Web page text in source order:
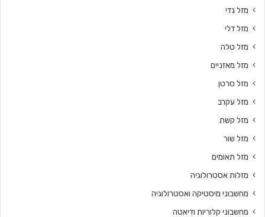
מזל גדי
מזל דלי
מזל טלה
מזל מאזניים
מזל סרטן
מזל עקרב
מזל קשת
מזל שור
מזל תאומים
מזלות אסטרולוגיה
מחשבוני מיסטיקה ואסטרולוגיה
מחשבוני קלוריות ודיאטה